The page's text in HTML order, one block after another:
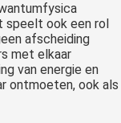
speelt ook een rol
afscheiding
met elkaar
van energie en
ontmoeten, ook als